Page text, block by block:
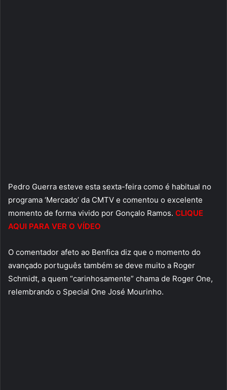
Pedro Guerra esteve esta sexta-feira como é habitual no
programa ‘Mercado’ da CMTV e comentou o excelente
momento de forma vivido por Gonçalo Ramos. CLIQUE
AQUI PARA VER O VÍDEO
O comentador afeto ao Benfica diz que o momento do
avançado português também se deve muito a Roger
Schmidt, a quem “carinhosamente” chama de Roger One,
relembrando o Special One José Mourinho.